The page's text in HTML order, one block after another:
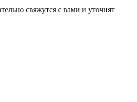
свяжутся с вами и уточнят